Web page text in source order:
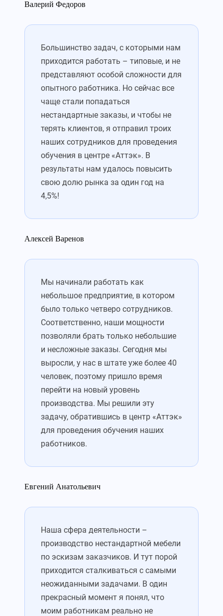
Валерий Федоров
Большинство задач, с которыми нам
приходится работать – типовые, и не
представляют особой сложности для
опытного работника. Но сейчас все
чаще стали попадаться
нестандартные заказы, и чтобы не
терять клиентов, я отправил троих
наших сотрудников для проведения
обучения в центре «Аттэк». В
результаты нам удалось повысить
свою долю рынка за один год на
4,5%!
Алексей Варенов
Мы начинали работать как
небольшое предприятие, в котором
было только четверо сотрудников.
Соответственно, наши мощности
позволяли брать только небольшие
и несложные заказы. Сегодня мы
выросли, у нас в штате уже более 40
человек, поэтому пришло время
перейти на новый уровень
производства. Мы решили эту
задачу, обратившись в центр «Аттэк»
для проведения обучения наших
работников.
Евгений Анатольевич
Наша сфера деятельности –
производство нестандартной мебели
по эскизам заказчиков. И тут порой
приходится сталкиваться с самыми
неожиданными задачами. В один
прекрасный момент я понял, что
моим работникам реально не